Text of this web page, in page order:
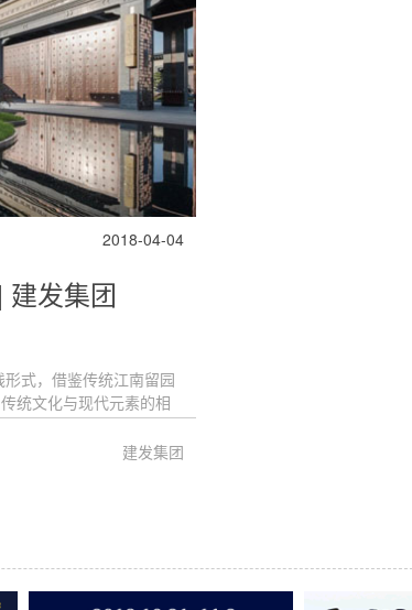
2018-04-04
建发集团
式，借鉴传统江南留园
统文化与现代元素的相
化气质展现得淋漓尽
建发集团